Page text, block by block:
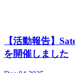
【活動報告】
を開催しました